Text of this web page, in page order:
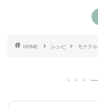
HOME レシピ モクテル